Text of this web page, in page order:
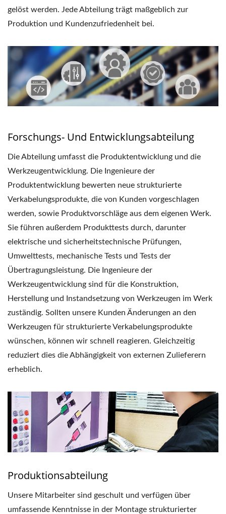
gelöst werden. Jede Abteilung trägt maßgeblich zur
Produktion und Kundenzufriedenheit bei.
Forschungs- Und Entwicklungsabteilung
Die Abteilung umfasst die Produktentwicklung und die
Werkzeugentwicklung. Die Ingenieure der
Produktentwicklung bewerten neue strukturierte
Verkabelungsprodukte, die von Kunden vorgeschlagen
werden, sowie Produktvorschläge aus dem eigenen Werk.
Sie führen außerdem Produkttests durch, darunter
elektrische und sicherheitstechnische Prüfungen,
Umwelttests, mechanische Tests und Tests der
Übertragungsleistung. Die Ingenieure der
Werkzeugentwicklung sind für die Konstruktion,
Herstellung und Instandsetzung von Werkzeugen im Werk
zuständig. Sollten unsere Kunden Änderungen an den
Werkzeugen für strukturierte Verkabelungsprodukte
wünschen, können wir schnell reagieren. Gleichzeitig
reduziert dies die Abhängigkeit von externen Zulieferern
erheblich.
Produktionsabteilung
Unsere Mitarbeiter sind geschult und verfügen über
umfassende Kenntnisse in der Montage strukturierter